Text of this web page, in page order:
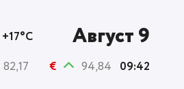
+17°C Август 9
82,17 € 94,84 09:42